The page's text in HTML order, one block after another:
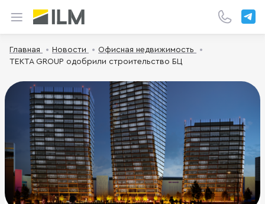
Главная Новости
Офисная недвижимость
TEKTA GROUP одобрили строительство БЦ